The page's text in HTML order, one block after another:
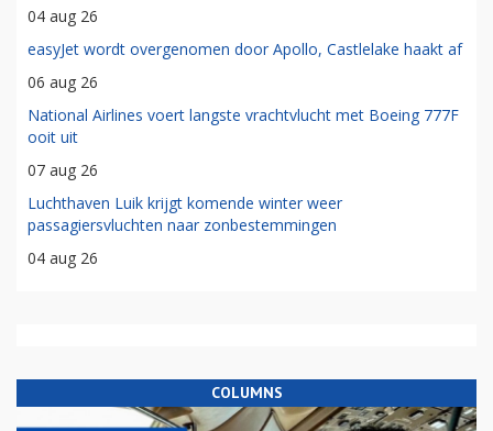
04 aug 26
easyJet wordt overgenomen door Apollo, Castlelake haakt af
06 aug 26
National Airlines voert langste vrachtvlucht met Boeing 777F
ooit uit
07 aug 26
Luchthaven Luik krijgt komende winter weer
passagiersvluchten naar zonbestemmingen
04 aug 26
COLUMNS